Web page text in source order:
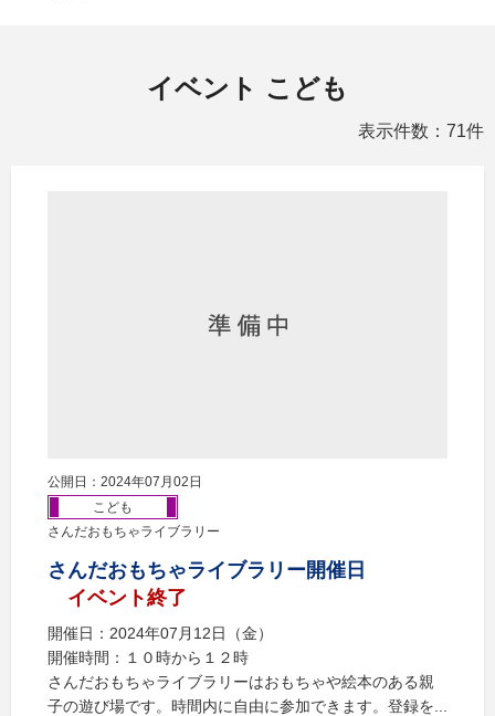
イベント こども
表示件数：71件
公開日：2024年07月02日
こども
さんだおもちゃライブラリー
さんだおもちゃライブラリー開催日
イベント終了
開催日：2024年07月12日（金）
開催時間：１０時から１２時
さんだおもちゃライブラリーはおもちゃや絵本のある親
子の遊び場です。時間内に自由に参加できます。登録を...